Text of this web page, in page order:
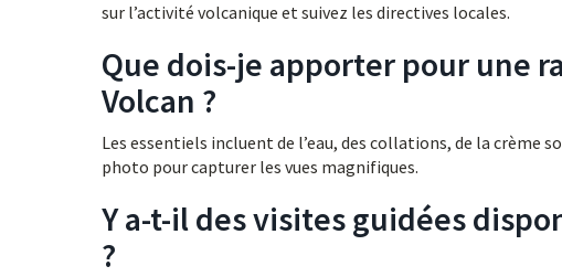
sur l’activité volcanique et suivez les directives locales.
Que dois-je apporter pour une
Volcan ?
Les essentiels incluent de l’eau, des collations, de la crème
photo pour capturer les vues magnifiques.
Y a-t-il des visites guidées
?